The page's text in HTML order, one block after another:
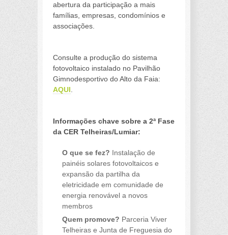
abertura da participação a mais
famílias, empresas, condomínios e
associações.
Consulte a produção do sistema
fotovoltaico instalado no Pavilhão
Gimnodesportivo do Alto da Faia:
AQUI
Informações chave sobre a 2ª Fase
da CER Telheiras/Lumiar:
O que se fez? Instalação de
painéis solares fotovoltaicos e
expansão da partilha da
eletricidade em comunidade de
energia renovável a novos
membros
Quem promove? Parceria Viver
Telheiras e Junta de Freguesia do